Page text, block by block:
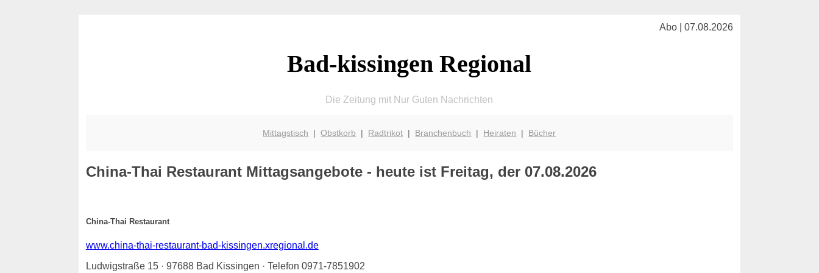
Abo | 07.08.2026
Bad-kissingen Regional
Die Zeitung mit Nur Guten Nachrichten
Mittagstisch |Obstkorb | Radtrikot | Branchenbuch | Heiraten | Bücher
China-Thai RestaurantMittagsangebote - heute ist Freitag, der 07.08.2026
China-Thai Restaurant
www.china-thai-restaurant-bad-kissingen.xregional.de
Ludwigstraße 15 · 97688 Bad Kissingen · Telefon 0971-7851902